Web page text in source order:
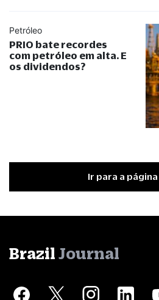
Petróleo
PRIO bate recordes
com petróleo em alta. E
os dividendos?
Ir para a
Brazil Journal